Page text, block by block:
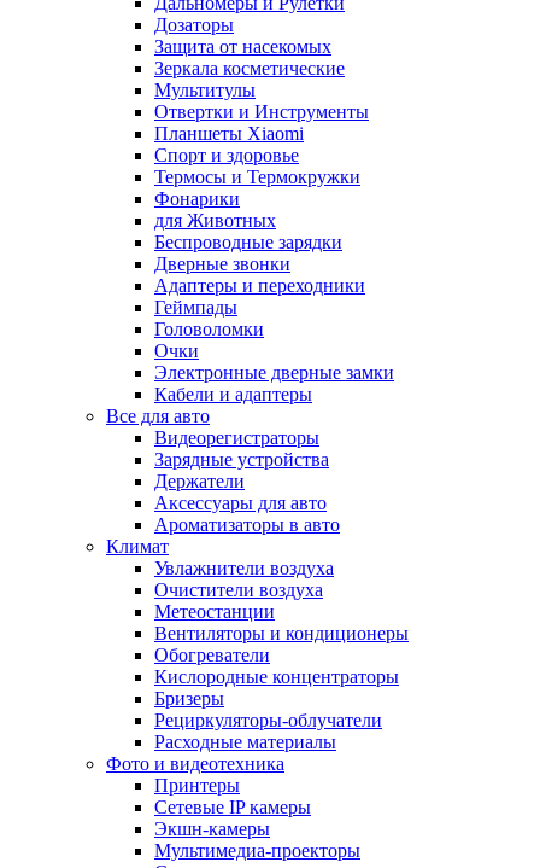
Дозаторы
Защита от насекомых
Зеркала косметические
Мультитулы
Отвертки и Инструменты
Планшеты Xiaomi
Спорт и здоровье
Термосы и Термокружки
Фонарики
для Животных
Беспроводные зарядки
Дверные звонки
Адаптеры и переходники
Геймпады
Головоломки
Очки
Электронные дверные замки
Кабели и адаптеры
Все для авто
Видеорегистраторы
Зарядные устройства
Держатели
Аксессуары для авто
Ароматизаторы в авто
Климат
Увлажнители воздуха
Очистители воздуха
Метеостанции
Вентиляторы и кондиционеры
Обогреватели
Кислородные концентраторы
Бризеры
Рециркуляторы-облучатели
Расходные материалы
Фото и видеотехника
Принтеры
Сетевые IP камеры
Экшн-камеры
Мультимедиа-проекторы